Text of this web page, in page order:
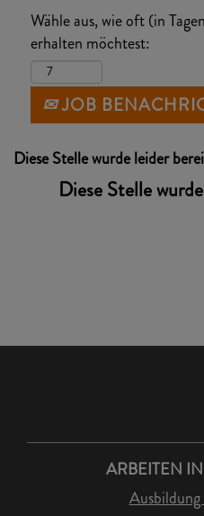
Wähle aus, wie oft (in
erhalten möchtest:
JOB
Diese Stelle wurde leider
Diese Stelle
ARBEITEN